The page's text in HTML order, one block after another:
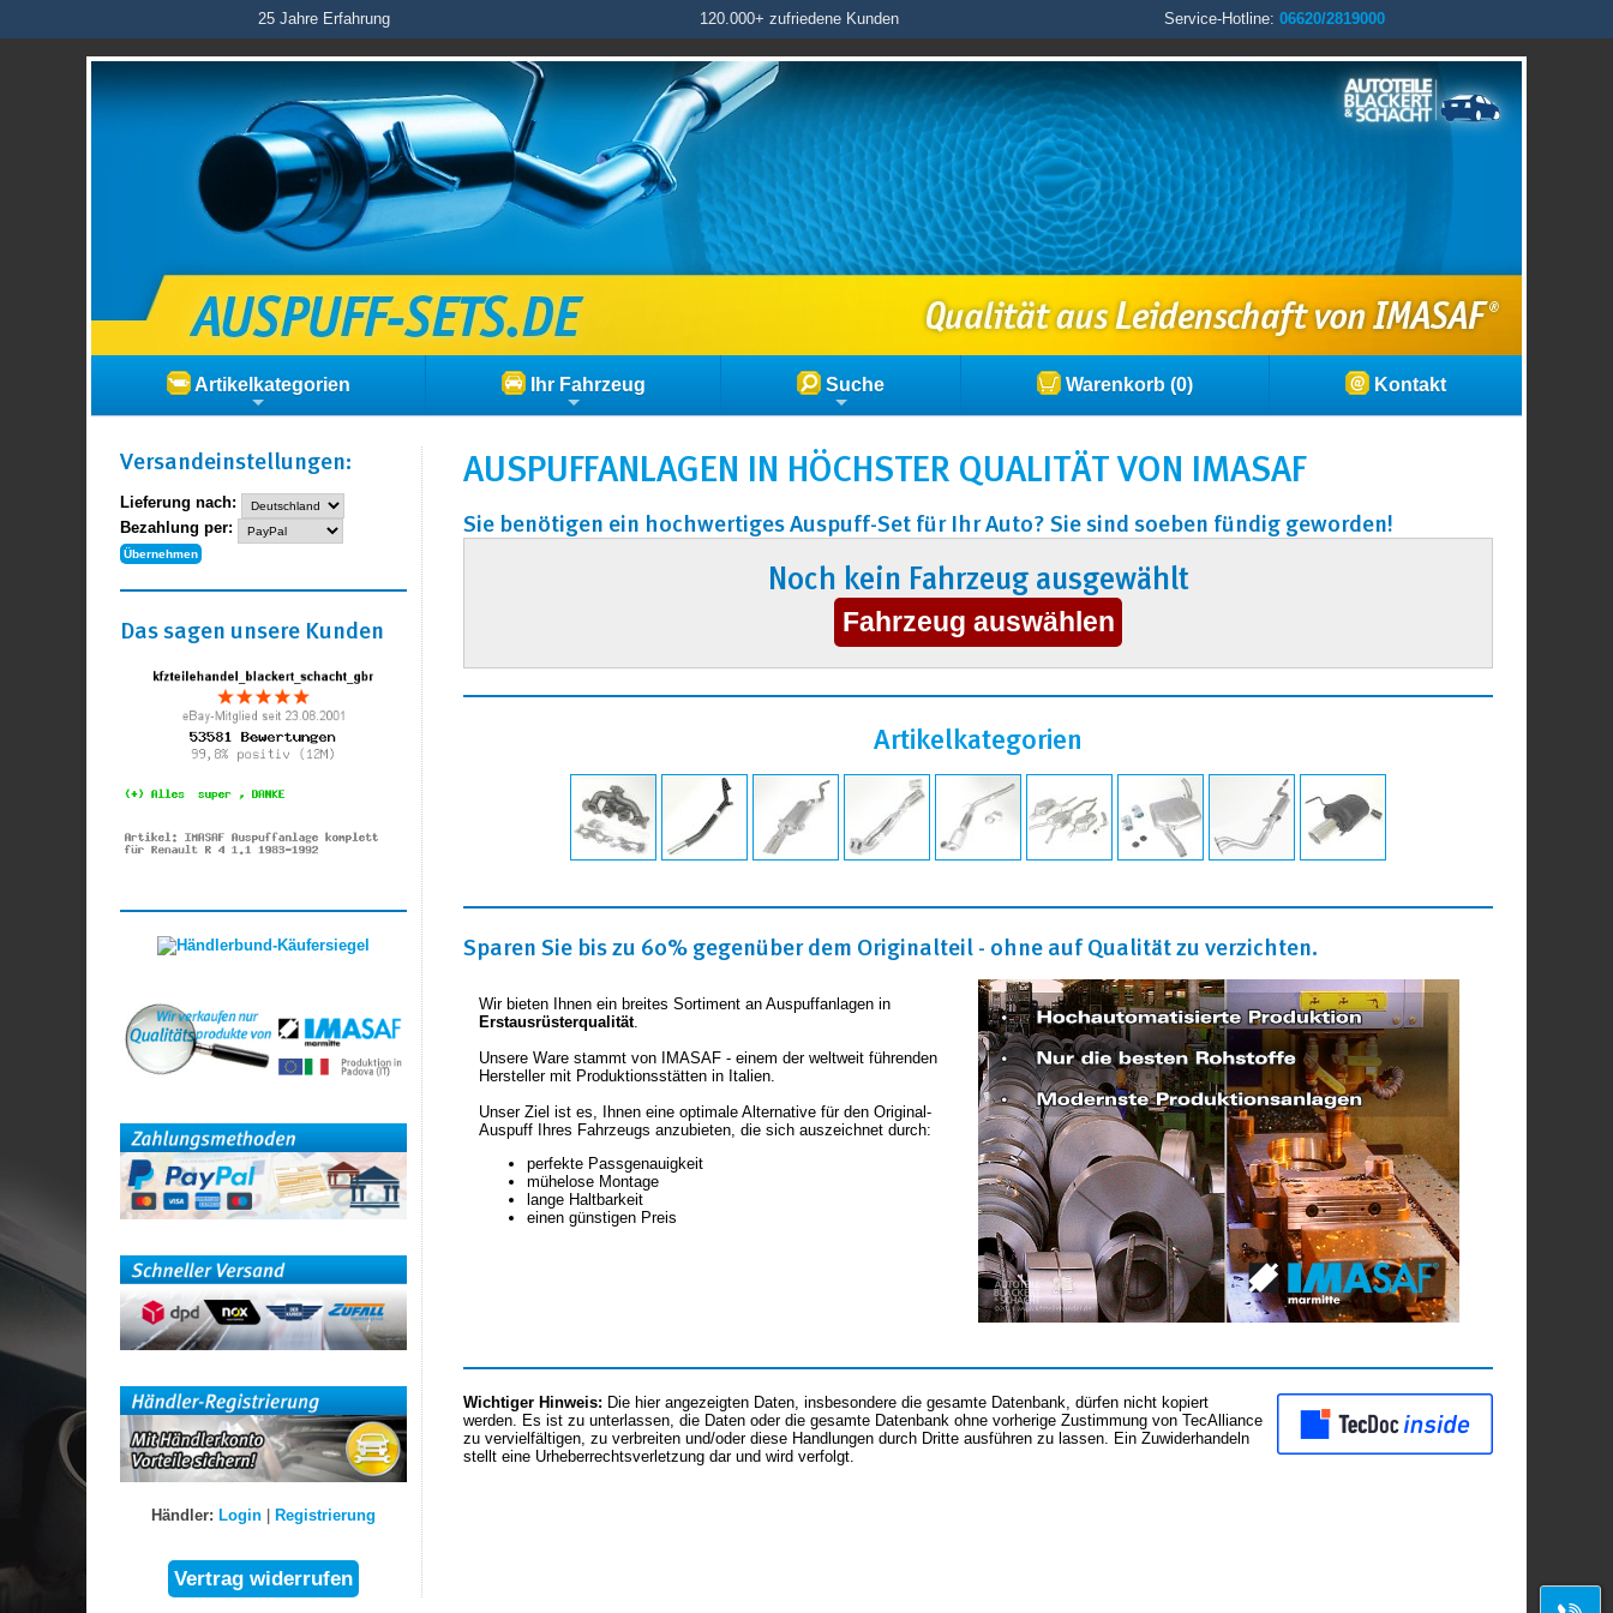
25 Jahre Erfahrung 120.000+ zufriedene Kunden Service-Hotline: 06620/2819000
Artikelkategorien Ihr Fahrzeug Suche Warenkorb (0) Kontakt
AUSPUFFANLAGEN IN HÖCHSTER QUALITÄT VON IMASAF
Sie benötigen ein hochwertiges Auspuff-Set für Ihr Auto? Sie sind soeben fündig geworden!
Noch kein Fahrzeug ausgewählt
Artikelkategorien
Sparen Sie bis zu 60% gegenüber dem Originalteil - ohne auf Qualität zu verzichten.
Wir bieten Ihnen ein breites Sortiment an Auspuffanlagen in
Erstausrüsterqualität.
Unsere Ware stammt von IMASAF - einem der weltweit führenden
Hersteller mit Produktionsstätten in Italien.
Unser Ziel ist es, Ihnen eine optimale Alternative für den Original-
Auspuff Ihres Fahrzeugs anzubieten, die sich auszeichnet durch:
perfekte Passgenauigkeit
mühelose Montage
lange Haltbarkeit
einen günstigen Preis
Wichtiger Hinweis: Die hier angezeigten Daten, insbesondere die gesamte Datenbank, dürfen nicht kopiert
werden. Es ist zu unterlassen, die Daten oder die gesamte Datenbank ohne vorherige Zustimmung von TecAlliance
zu vervielfältigen, zu verbreiten und/oder diese Handlungen durch Dritte ausführen zu lassen. Ein Zuwiderhandeln
stellt eine Urheberrechtsverletzung dar und wird verfolgt.
Versand­einstellungen:
Lieferung nach:
Bezahlung per:
Das sagen unsere Kunden
Händler: Login| Registrierung